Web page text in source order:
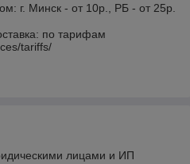
г. Минск - от 10р., РБ - от 25р.
по тарифам
tariffs/
лицами и ИП